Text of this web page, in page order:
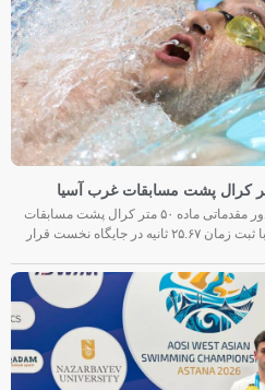
هومر عباسی، شناگر تیم ملی ایران، در دور مقدماتی ماده ۵۰ متر کرال پشت مسابقات